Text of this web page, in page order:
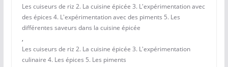
Les cuiseurs de riz 2. La cuisine épicée 3. L'expérimentation avec
des épices 4. L'expérimentation avec des piments 5. Les
différentes saveurs dans la cuisine épicée
,
Les cuiseurs de riz 2. La cuisine épicée 3. L'expérimentation
culinaire 4. Les épices 5. Les piments